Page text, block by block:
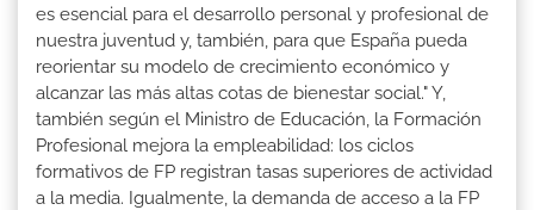
es esencial para el desarrollo personal y profesional de
nuestra juventud y, también, para que España pueda
reorientar su modelo de crecimiento económico y
alcanzar las más altas cotas de bienestar social." Y,
también según el Ministro de Educación, la Formación
Profesional mejora la empleabilidad: los ciclos
formativos de FP registran tasas superiores de actividad
a la media. Igualmente, la demanda de acceso a la FP